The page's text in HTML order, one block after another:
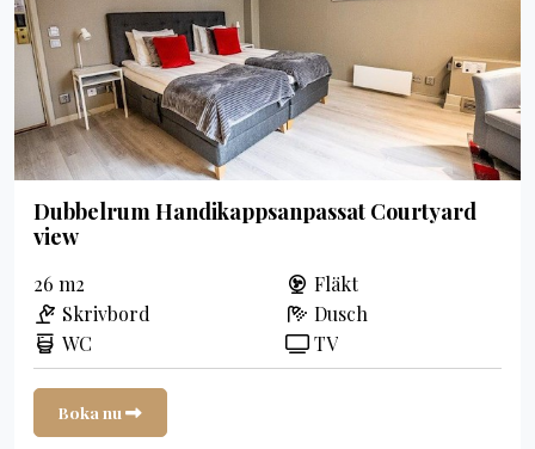
Dubbelrum Handikappsanpassat Courtyard
view
26 m2
Fläkt
Skrivbord
Dusch
WC
TV
Boka nu